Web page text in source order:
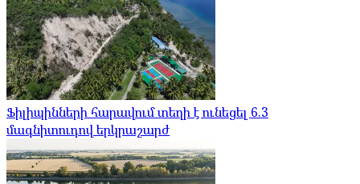
Ֆիլիպինների հարավում տեղի է ունեցել 6.3
մագնիտուդով երկրաշարժ